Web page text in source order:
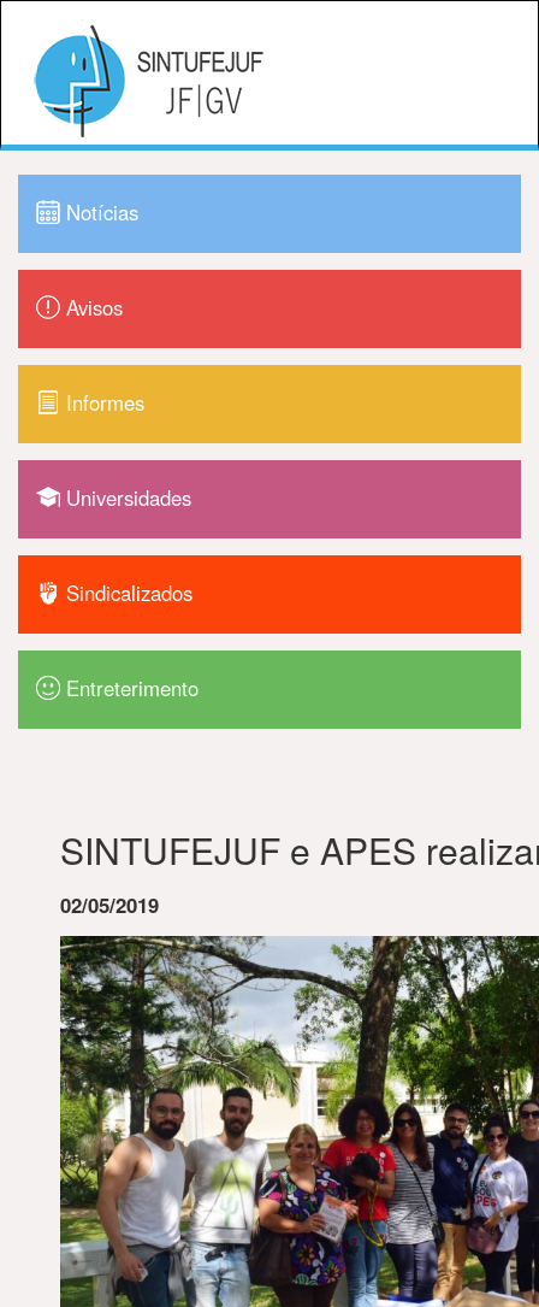
Notícias
Avisos
Informes
Universidades
Sindicalizados
Entreterimento
SINTUFEJUF e APES
02/05/2019